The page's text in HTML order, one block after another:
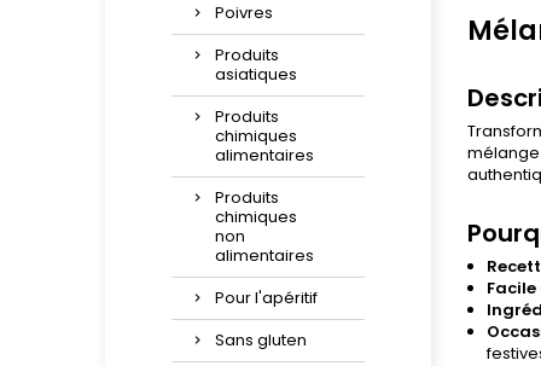
Poivres
Produits
asiatiques
Produits
chimiques
alimentaires
Produits
chimiques
non
alimentaires
Pour l'apéritif
Sans gluten
mélange